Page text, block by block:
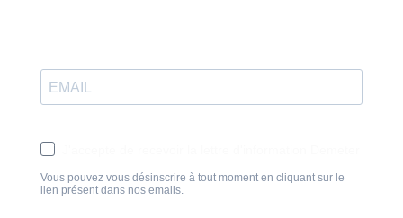
Vous pouvez vous désinscrire à tout moment en cliquant sur le
lien présent dans nos emails.